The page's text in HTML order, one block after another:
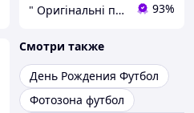
" Оригінальні подарунки " Інтернет - магазин ( оригинальныеподарки.com ) 93%
Смотри также
День Рождения Футбол
Фотозона футбол